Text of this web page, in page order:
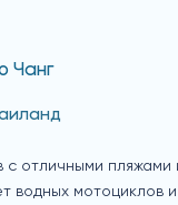
Чанг
с отличными пляжами
водных мотоциклов